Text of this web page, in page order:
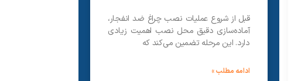
قبل از شروع عملیات نصب چراغ ضد انفجار،
آماده‌سازی دقیق محل نصب اهمیت زیادی
دارد. این مرحله تضمین می‌کند که
ادامه مطلب »